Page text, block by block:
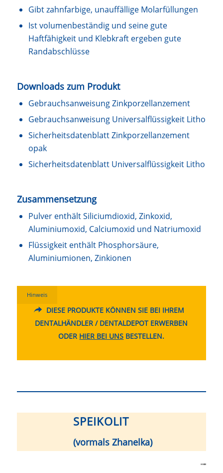
Gibt zahnfarbige, unauffällige Molarfüllungen
Ist volumenbeständig und seine gute
Haftfähigkeit und Klebkraft ergeben gute
Randabschlüsse
Downloads zum Produkt
Gebrauchsanweisung Zinkporzellanzement
Gebrauchsanweisung Universalflüssigkeit Litho
Sicherheitsdatenblatt Zinkporzellanzement
opak
Sicherheitsdatenblatt Universalflüssigkeit Litho
Zusammensetzung
Pulver enthält Siliciumdioxid, Zinkoxid,
Aluminiumoxid, Calciumoxid und Natriumoxid
Flüssigkeit enthält Phosphorsäure,
Aluminiumionen, Zinkionen
Hinweis
DIESE PRODUKTE KÖNNEN SIE BEI IHREM
DENTALHÄNDLER / DENTALDEPOT ERWERBEN
ODER HIER BEI UNS BESTELLEN.
SPEIKOLIT
(vormals Zhanelka)